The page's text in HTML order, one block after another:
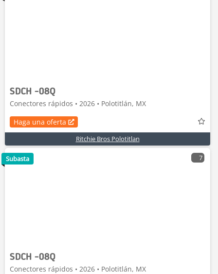
SDCH -08Q
Conectores rápidos • 2026 • Polotitlán, MX
Haga una oferta
Ritchie Bros Polotitlan
7
SDCH -08Q
Conectores rápidos • 2026 • Polotitlán, MX
Subasta